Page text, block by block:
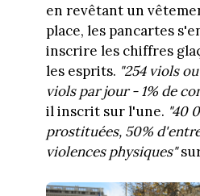
en revêtant un
place, les pancartes
inscrire les chiffres
les esprits. "254 viols
viols par jour - 1% de
il inscrit sur l'une. "40
prostituées, 50%
violences physiques"